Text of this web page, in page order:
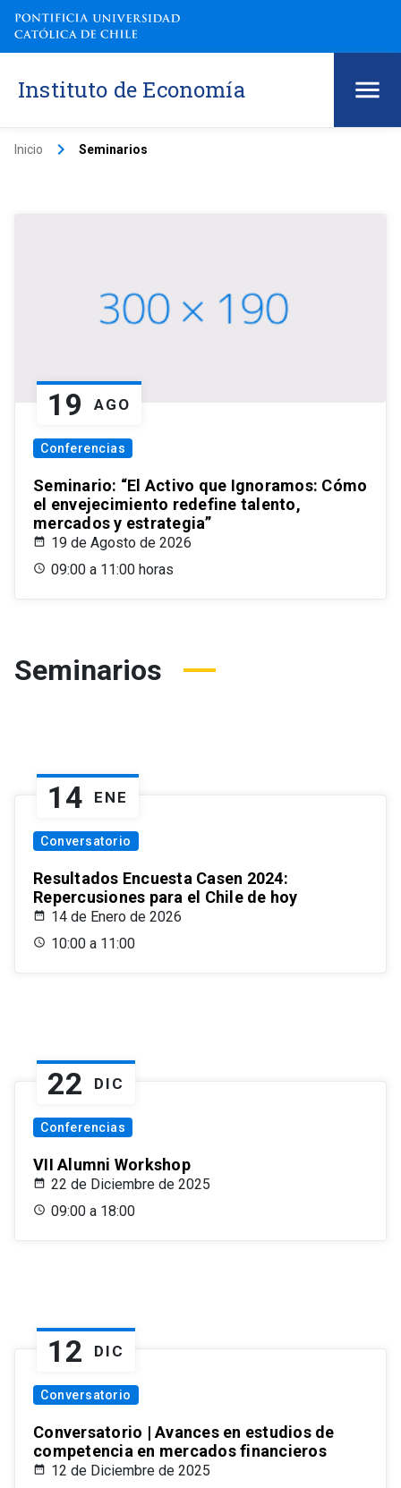
Instituto de Economía
Inicio keyboard_arrow_right Seminarios
19 AGO
Conferencias
Seminario: “El Activo que Ignoramos: Cómo
el envejecimiento redefine talento,
mercados y estrategia”
19 de Agosto de 2026
09:00 a 11:00 horas
Seminarios
14 ENE
Conversatorio
Resultados Encuesta Casen 2024:
Repercusiones para el Chile de hoy
14 de Enero de 2026
10:00 a 11:00
22 DIC
Conferencias
VII Alumni Workshop
22 de Diciembre de 2025
09:00 a 18:00
12 DIC
Conversatorio
Conversatorio | Avances en estudios de
competencia en mercados financieros
12 de Diciembre de 2025